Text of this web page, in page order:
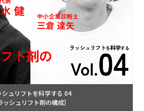
シュリフトを科学する 04
ッシュリフト剤の構成］